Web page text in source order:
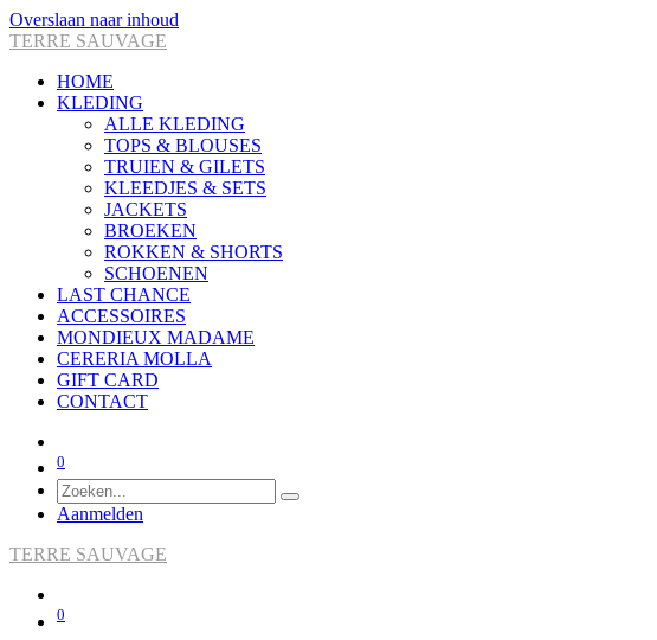
Overslaan naar inhoud
TERRE SAUVAGE
HOME
KLEDING
ALLE KLEDING
TOPS & BLOUSES
TRUIEN & GILETS
KLEEDJES & SETS
JACKETS
BROEKEN
ROKKEN & SHORTS
SCHOENEN
LAST CHANCE
ACCESSOIRES
MONDIEUX MADAME
CERERIA MOLLA
GIFT CARD
CONTACT
0
Aanmelden
TERRE SAUVAGE
0